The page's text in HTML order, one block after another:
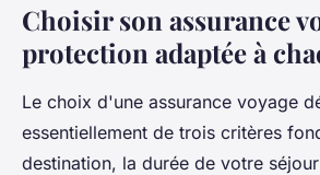
Choisir son assurance
protection adaptée à
Le choix d'une assurance voyage
essentiellement de trois critères
destination, la durée de votre